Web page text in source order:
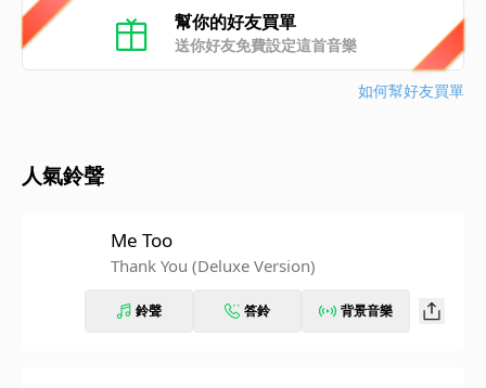
幫你的好友買單
送你好友免費設定這首音樂
如何幫好友買單
人氣鈴聲
Me Too
Thank You (Deluxe Version)
鈴聲 答鈴 背景音樂